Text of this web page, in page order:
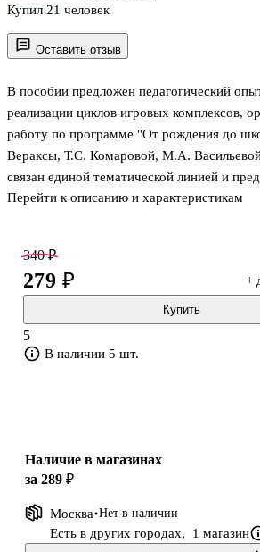
Оставить отзыв
В пособии предложен педагогический
реализации циклов игровых комплексов,
работу по программе "От рождения до
Вераксы, Т.С. Комаровой, М.А.
связан единой тематической линией и
воспитателю комплексно решать
позволяющие педагогу организовать
взрослых таким образом, чтобы трудный
ребенка к условиям ДОО прошел в
детей с воздушными шарами, водой, с
"насекомыми", кук
Перейти к описанию и характеристикам
Купил 21 человек
340 ₽
279 ₽ +
Купить
5
В наличии 5 шт.
Наличие в магазинах
за 289 ₽
Москва Нет в наличии
Есть в других городах, 1 магазин